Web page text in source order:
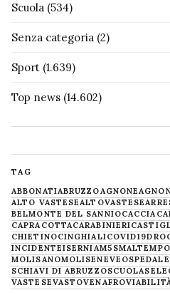
Scuola (534)
Senza categoria (2)
Sport (1.639)
Top news (14.602)
TAG
ABBONATIABRUZZOAGNONE
ALTO VASTESEALTOVASTESE
BELMONTE DEL SANNIOCACCIA
CAPRACOTTACARABINIERI
CHIETINOCINGHIALICOVID19
INCIDENTEISERNIAM5SMALTEMPO
MOLISANOMOLISENEVE OSPEDALE
SCHIAVI DI ABRUZZOSCUOLA
VASTESEVASTOVENAFRO